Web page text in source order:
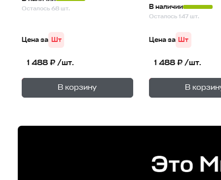
Осталось 68 шт.
Цена за Шт
1 488 ₽ /шт.
В корзину
В корзине —
В наличии
Осталось 147 шт.
Цена за Шт
1 488 ₽ /шт.
В
В корзине —